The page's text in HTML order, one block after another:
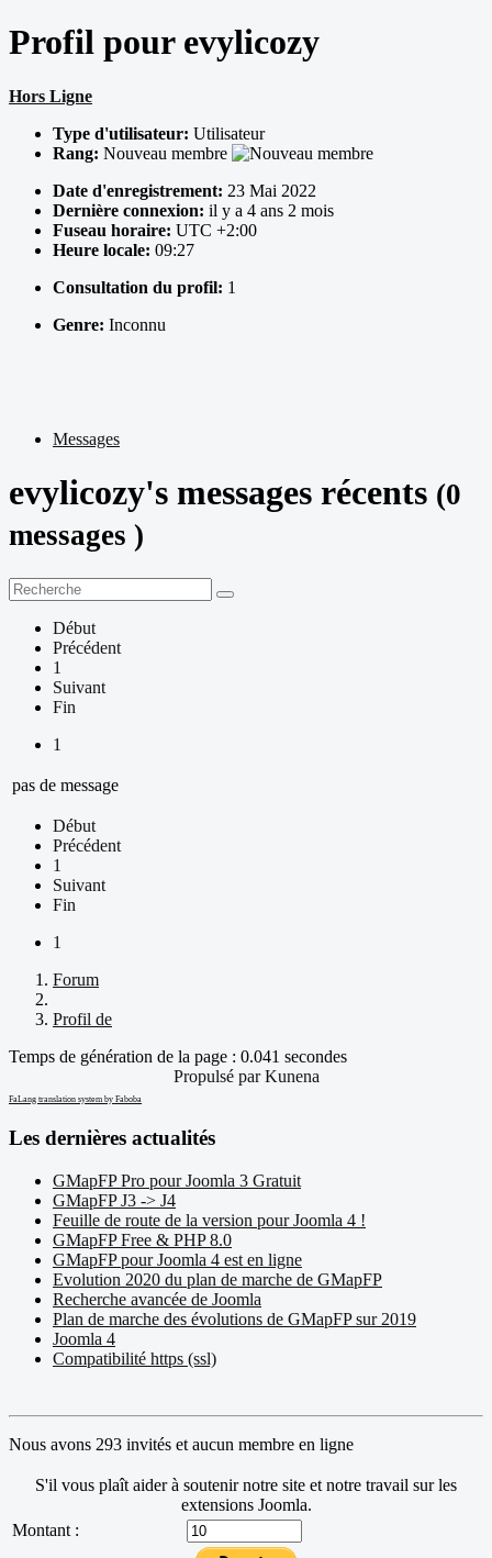
Profil pour evylicozy
Hors Ligne
Type d'utilisateur: Utilisateur
Rang: Nouveau membre
Date d'enregistrement: 23 Mai 2022
Dernière connexion: il y a 4 ans 2 mois
Fuseau horaire: UTC +2:00
Heure locale: 09:27
Consultation du profil: 1
Genre: Inconnu
Messages
evylicozy's messages récents (0
messages )
Début
Précédent
1
Suivant
Fin
1
pas de message
Début
Précédent
1
Suivant
Fin
1
Forum
Profil de
Temps de génération de la page : 0.041 secondes
Propulsé parKunena
FaLang translation system by Faboba
Les dernières actualités
GMapFP Pro pour Joomla 3 Gratuit
GMapFP J3 -> J4
Feuille de route de la version pour Joomla 4 !
GMapFP Free & PHP 8.0
GMapFP pour Joomla 4 est en ligne
Evolution 2020 du plan de marche de GMapFP
Recherche avancée de Joomla
Plan de marche des évolutions de GMapFP sur 2019
Joomla 4
Compatibilité https (ssl)
Nous avons 293 invités et aucun membre en ligne
S'il vous plaît aider à soutenir notre site et notre travail sur les
extensions Joomla.
Montant :